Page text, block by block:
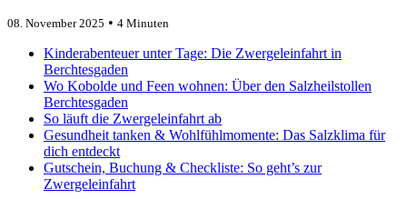
08. November 2025 • 4 Minuten
Kinderabenteuer unter Tage: Die Zwergeleinfahrt in
Berchtesgaden
Wo Kobolde und Feen wohnen: Über den Salzheilstollen
Berchtesgaden
So läuft die Zwergeleinfahrt ab
Gesundheit tanken & Wohlfühlmomente: Das Salzklima für
dich entdeckt
Gutschein, Buchung & Checkliste: So geht’s zur
Zwergeleinfahrt